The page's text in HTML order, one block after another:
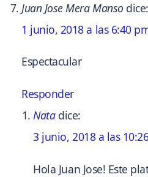
Juan Jose Mera Manso dice:
1 junio, 2018 a las 6:40
Espectacular
Responder
Nata dice:
3 junio, 2018 a las
Hola Juan Jose! Este